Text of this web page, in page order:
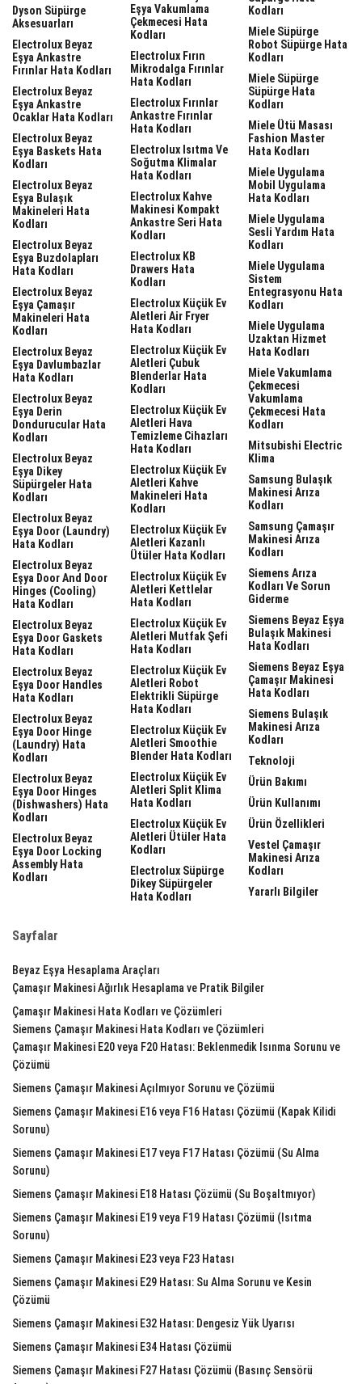
Dyson Süpürge
Aksesuarları
Electrolux Beyaz
Eşya Ankastre
Fırınlar Hata Kodları
Electrolux Beyaz
Eşya Ankastre
Ocaklar Hata Kodları
Electrolux Beyaz
Eşya Baskets Hata
Kodları
Electrolux Beyaz
Eşya Bulaşık
Makineleri Hata
Kodları
Electrolux Beyaz
Eşya Buzdolapları
Hata Kodları
Electrolux Beyaz
Eşya Çamaşır
Makineleri Hata
Kodları
Electrolux Beyaz
Eşya Davlumbazlar
Hata Kodları
Electrolux Beyaz
Eşya Derin
Dondurucular Hata
Kodları
Electrolux Beyaz
Eşya Dikey
Süpürgeler Hata
Kodları
Electrolux Beyaz
Eşya Door (laundry)
Hata Kodları
Electrolux Beyaz
Eşya Door And Door
Hinges (cooling)
Hata Kodları
Electrolux Beyaz
Eşya Door Gaskets
Hata Kodları
Electrolux Beyaz
Eşya Door Handles
Hata Kodları
Electrolux Beyaz
Eşya Door Hinge
(laundry) Hata
Kodları
Electrolux Beyaz
Eşya Door Hinges
(dishwashers) Hata
Kodları
Electrolux Beyaz
Eşya Door Locking
Assembly Hata
Kodları
Eşya Vakumlama
Çekmecesi Hata
Kodları
Electrolux Fırın
Mikrodalga Fırınlar
Hata Kodları
Electrolux Fırınlar
Ankastre Fırınlar
Hata Kodları
Electrolux Isıtma Ve
Soğutma Klimalar
Hata Kodları
Electrolux Kahve
Makinesi Kompakt
Ankastre Seri Hata
Kodları
Electrolux KB
Drawers Hata
Kodları
Electrolux Küçük Ev
Aletleri Air Fryer
Hata Kodları
Electrolux Küçük Ev
Aletleri Çubuk
Blenderlar Hata
Kodları
Electrolux Küçük Ev
Aletleri Hava
Temizleme Cihazları
Hata Kodları
Electrolux Küçük Ev
Aletleri Kahve
Makineleri Hata
Kodları
Electrolux Küçük Ev
Aletleri Kazanlı
Ütüler Hata Kodları
Electrolux Küçük Ev
Aletleri Kettlelar
Hata Kodları
Electrolux Küçük Ev
Aletleri Mutfak Şefi
Hata Kodları
Electrolux Küçük Ev
Aletleri Robot
Elektrikli Süpürge
Hata Kodları
Electrolux Küçük Ev
Aletleri Smoothie
Blender Hata Kodları
Electrolux Küçük Ev
Aletleri Split Klima
Hata Kodları
Electrolux Küçük Ev
Aletleri Ütüler Hata
Kodları
Electrolux Süpürge
Dikey Süpürgeler
Hata Kodları
Kodları
Miele Süpürge
Robot Süpürge Hata
Kodları
Miele Süpürge
Süpürge Hata
Kodları
Miele Ütü Masası
Fashion Master
Hata Kodları
Miele Uygulama
Mobil Uygulama
Hata Kodları
Miele Uygulama
Sesli Yardım Hata
Kodları
Miele Uygulama
Sistem
Entegrasyonu Hata
Kodları
Miele Uygulama
Uzaktan Hizmet
Hata Kodları
Miele Vakumlama
Çekmecesi
Vakumlama
Çekmecesi Hata
Kodları
Mitsubishi Electric
Klima
Samsung Bulaşık
Makinesi Arıza
Kodları
Samsung Çamaşır
Makinesi Arıza
Kodları
Siemens Arıza
Kodları Ve Sorun
Giderme
Siemens Beyaz Eşya
Bulaşık Makinesi
Hata Kodları
Siemens Beyaz Eşya
Çamaşır Makinesi
Hata Kodları
Siemens Bulaşık
Makinesi Arıza
Kodları
Teknoloji
Ürün Bakımı
Ürün Kullanımı
Ürün Özellikleri
Vestel Çamaşır
Makinesi Arıza
Kodları
Yararlı Bilgiler
Sayfalar
Beyaz Eşya Hesaplama Araçları
Çamaşır Makinesi Ağırlık Hesaplama ve Pratik Bilgiler
Çamaşır Makinesi Hata Kodları ve Çözümleri
Siemens Çamaşır Makinesi Hata Kodları ve Çözümleri
Çamaşır Makinesi E20 veya F20 Hatası: Beklenmedik Isınma Sorunu ve
Çözümü
Siemens Çamaşır Makinesi Açılmıyor Sorunu ve Çözümü
Siemens Çamaşır Makinesi E16 veya F16 Hatası Çözümü (Kapak Kilidi
Sorunu)
Siemens Çamaşır Makinesi E17 veya F17 Hatası Çözümü (Su Alma
Sorunu)
Siemens Çamaşır Makinesi E18 Hatası Çözümü (Su Boşaltmıyor)
Siemens Çamaşır Makinesi E19 veya F19 Hatası Çözümü (Isıtma
Sorunu)
Siemens Çamaşır Makinesi E23 veya F23 Hatası
Siemens Çamaşır Makinesi E29 Hatası: Su Alma Sorunu ve Kesin
Çözümü
Siemens Çamaşır Makinesi E32 Hatası: Dengesiz Yük Uyarısı
Siemens Çamaşır Makinesi E34 Hatası Çözümü
Siemens Çamaşır Makinesi F27 Hatası Çözümü (Basınç Sensörü